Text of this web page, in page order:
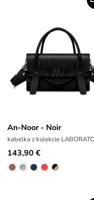
An-Noor - Noir
143,90 €